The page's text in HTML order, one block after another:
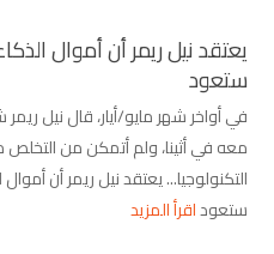
يعتقد نيل ريمر أن أموال
ستعود
في أواخر شهر مايو/أيار، قال نيل ريمر
معه في أثينا، ولم أتمكن من
التكنولوجيا... يعتقد نيل ريمر أن
ستعوداقرأ المزيد